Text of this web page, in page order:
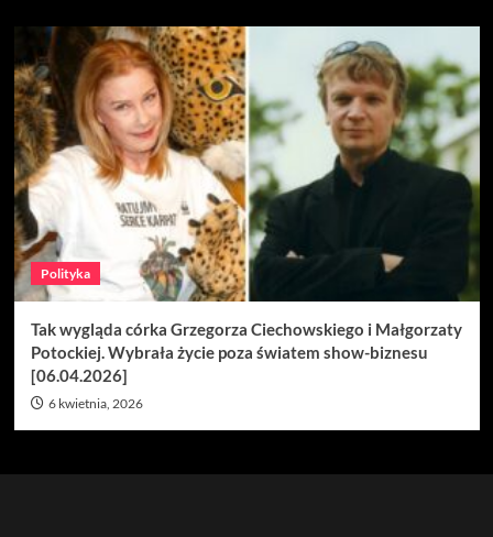
Polityka
Tak wygląda córka Grzegorza Ciechowskiego i Małgorzaty
Potockiej. Wybrała życie poza światem show-biznesu
[06.04.2026]
6 kwietnia, 2026